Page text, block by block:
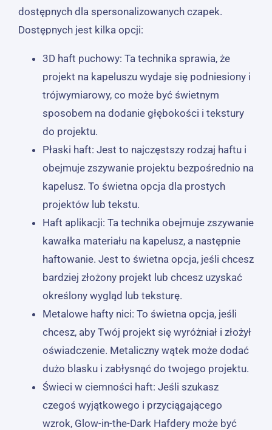
dostępnych dla spersonalizowanych czapek.
Dostępnych jest kilka opcji:
3D haft puchowy: Ta technika sprawia, że ​​
projekt na kapeluszu wydaje się podniesiony i
trójwymiarowy, co może być świetnym
sposobem na dodanie głębokości i tekstury
do projektu.
Płaski haft: Jest to najczęstszy rodzaj haftu i
obejmuje zszywanie projektu bezpośrednio na
kapelusz. To świetna opcja dla prostych
projektów lub tekstu.
Haft aplikacji: Ta technika obejmuje zszywanie
kawałka materiału na kapelusz, a następnie
haftowanie. Jest to świetna opcja, jeśli chcesz
bardziej złożony projekt lub chcesz uzyskać
określony wygląd lub teksturę.
Metalowe hafty nici: To świetna opcja, jeśli
chcesz, aby Twój projekt się wyróżniał i złożył
oświadczenie. Metaliczny wątek może dodać
dużo blasku i zabłysnąć do twojego projektu.
Świeci w ciemności haft: Jeśli szukasz
czegoś wyjątkowego i przyciągającego
wzrok, Glow-in-the-Dark Hafdery może być